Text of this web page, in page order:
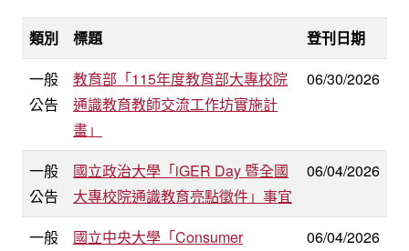
類別 標題
登刊日期
一般
公告
教育部「115年度教育部大專校院
通識教育教師交流工作坊實施計
畫」
06/30/2026
一般
公告
國立政治大學「iGER Day 暨全國
大專校院通識教育亮點徵件」事宜
06/04/2026
一般
國立中央大學「Consumer
06/04/2026